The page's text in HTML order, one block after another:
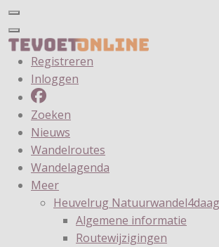
Registreren
Inloggen
Zoeken
Nieuws
Wandelroutes
Wandelagenda
Meer
Heuvelrug
Algemene informatie
Routewijzigingen